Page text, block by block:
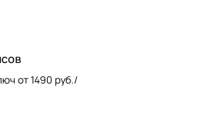
от 1490 руб./